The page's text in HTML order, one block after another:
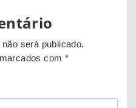
será publicado.
com *